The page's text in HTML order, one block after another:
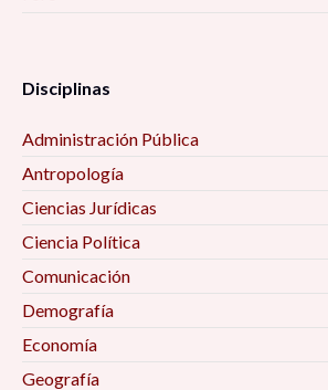
Disciplinas
Administración Pública
Antropología
Ciencias Jurídicas
Ciencia Política
Comunicación
Demografía
Economía
Geografía